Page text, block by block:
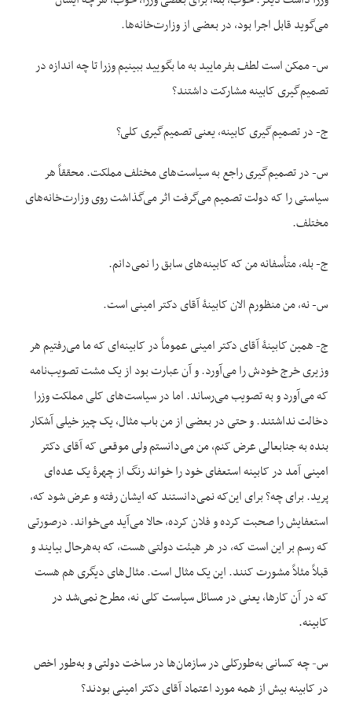
می‌گوید قابل اجرا بود، در بعضی از وزارت‌خانه‌ها.
س- ممکن است لطف بفرمایید به ما بگویید ببینیم وزرا تا چه اندازه در
تصمیم‌گیری کابینه مشارکت داشتند؟
ج- در تصمیم‌گیری کابینه، یعنی تصمیم‌گیری کلی؟
س- در تصمیم‌گیری راجع به سیاست‌های مختلف مملکت. محققاً هر
سیاستی را که دولت تصمیم می‌گرفت اثر می‌گذاشت روی وزارت‌خانه‌های
مختلف.
ج- بله، متأسفانه من که کابینه‌های سابق را نمی‌دانم.
س- نه، من منظورم الان کابینۀ آقای دکتر امینی است.
ج- همین کابینۀ آقای دکتر امینی عموماً در کابینه‌ای که ما می‌رفتیم هر
وزیری خرج خودش را می‌آورد. و آن عبارت بود از یک مشت تصویب‌نامه
که می‌آورد و به تصویب می‌رساند. اما در سیاست‌های کلی مملکت وزرا
دخالت نداشتند. و حتی در بعضی از من باب مثال، یک چیز خیلی آشکار
بنده به جنابعالی عرض کنم، من می‌دانستم ولی موقعی که آقای دکتر
امینی آمد در کابینه استعفای خود را خواند رنگ از چهرۀ یک عده‌ای
پرید. برای چه؟ برای این‌که نمی‌دانستند که ایشان رفته و عرض شود که،
استعفایش را صحبت کرده و فلان کرده، حالا می‌آید می‌خواند. درصورتی
که رسم بر این است که، در هر هیئت دولتی هست، که به‌هرحال بیایند و
قبلاً مثلاً مشورت کنند. این یک مثال است. مثال‌های دیگری هم هست
که در آن کارها، یعنی در مسائل سیاست کلی نه، مطرح نمی‌شد در
کابینه.
س- چه کسانی به‌طورکلی در سازمان‌ها در ساخت دولتی و به‌طور اخص
در کابینه بیش از همه مورد اعتماد آقای دکتر امینی بودند؟